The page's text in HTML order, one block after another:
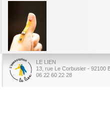
LE LIEN
13, rue Le Corbusier - 92100
06 22 60 22 28